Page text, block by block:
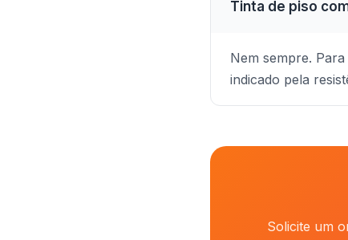
Tinta de piso
Nem sempre.
indicado pela
Solicite um